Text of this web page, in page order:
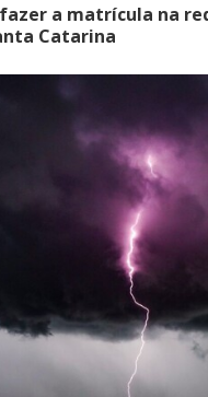
a matrícula na
Catarina